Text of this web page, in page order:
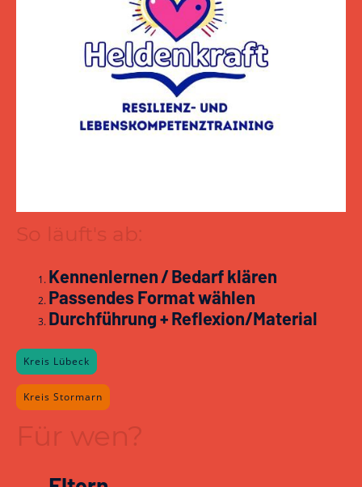
So läuft's ab:
Kennenlernen / Bedarf klären
Passendes Format wählen
Durchführung + Reflexion/Material
Kreis Lübeck
Kreis Stormarn
Für wen?